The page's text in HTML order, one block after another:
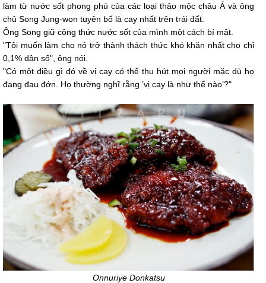
làm từ nước sốt phong phú của các loại thảo mộc châu Á và ông
chủ Song Jung-won tuyên bố là cay nhất trên trái đất.
Ông Song giữ công thức nước sốt của mình một cách bí mật.
"Tôi muốn làm cho nó trở thành thách thức khó khăn nhất cho chỉ
0,1% dân số", ông nói.
"Có một điều gì đó về vị cay có thể thu hút mọi người mặc dù họ
đang đau đớn. Họ thường nghĩ rằng ’vị cay là như thế nào’?"
Onnuriye Donkatsu